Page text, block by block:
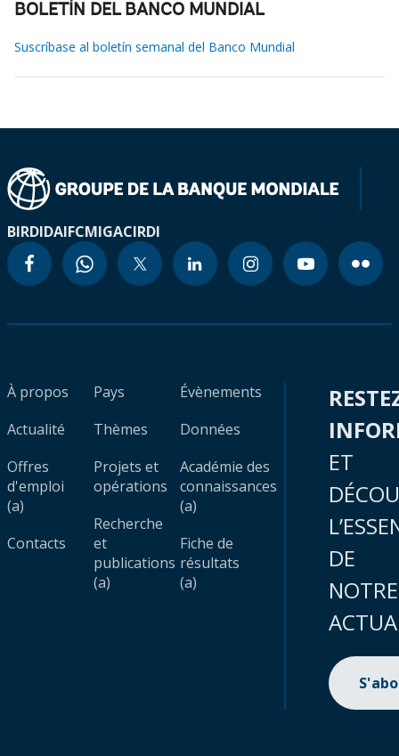
BOLETÍN DEL BANCO MUNDIAL
Suscríbase al boletín semanal del Banco Mundial
BIRDIDAIFCMIGACIRDI
À propos
Actualité
Offres
d'emploi
(a)
Contacts
Pays
Thèmes
Projets et
opérations
Recherche
et
publications
(a)
Évènements
Données
Académie des
connaissances
(a)
Fiche de
résultats
(a)
ET
DE
NOTRE